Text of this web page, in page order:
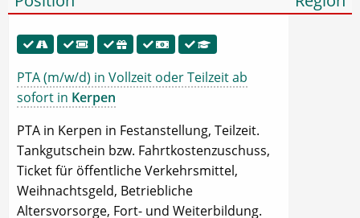
PTA (m/w/d) in Vollzeit oder Teilzeit ab
sofort in Kerpen
PTA in Kerpen in Festanstellung, Teilzeit.
Tankgutschein bzw. Fahrtkostenzuschuss,
Ticket für öffentliche Verkehrsmittel,
Weihnachtsgeld, Betriebliche
Altersvorsorge, Fort- und Weiterbildung.